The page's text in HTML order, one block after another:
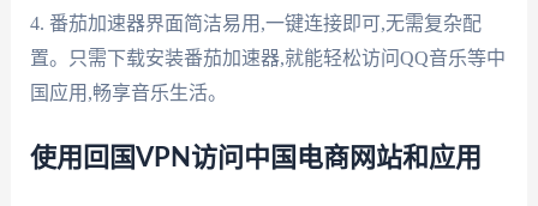
4. 番茄加速器界面简洁易用,一键连接即可,无需复杂配
置。只需下载安装番茄加速器,就能轻松访问QQ音乐等中
国应用,畅享音乐生活。
使用回国VPN访问中国电商网站和应用